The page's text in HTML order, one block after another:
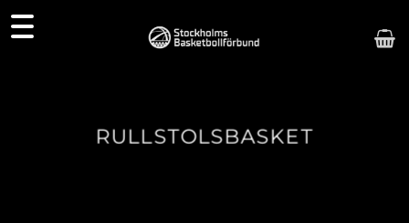
Skip
to
RULLSTOLSBASKET